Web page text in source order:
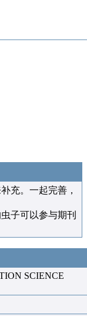
充。一起完善，
子可以参与期刊
SCIENCE